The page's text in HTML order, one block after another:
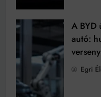
A BYD
autó:
Egri